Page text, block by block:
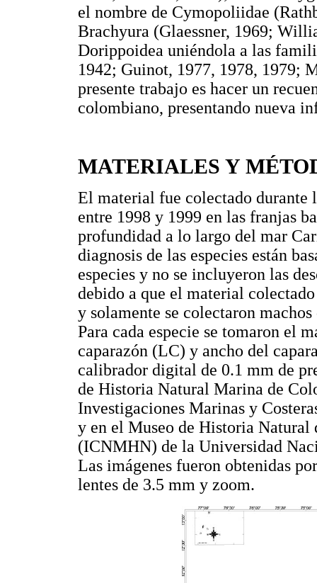
el nombre de Cymopoliidae
Brachyura (Glaessner, 1969;
Dorippoidea uniéndola a las
1942; Guinot, 1977, 1978, 1979;
presente trabajo es hacer un
colombiano, presentando nueva
MATERIALES Y
El material fue colectado
entre 1998 y 1999 en las franjas
profundidad a lo largo del mar
diagnosis de las especies están
especies y no se incluyeron las
debido a que el material
y solamente se colectaron
Para cada especie se tomaron el
caparazón (LC) y ancho del
calibrador digital de 0.1 mm de
de Historia Natural Marina de
Investigaciones Marinas y
y en el Museo de Historia
(ICNMHN) de la Universidad
Las imágenes fueron obtenidas
lentes de 3.5 mm y zoom.